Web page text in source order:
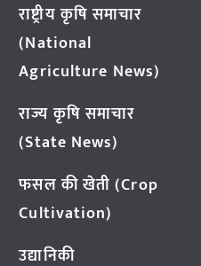
राष्ट्रीय कृषि समाचार
(National
Agriculture News)
राज्य कृषि समाचार
(State News)
फसल की खेती (Crop
Cultivation)
उद्यानिकी